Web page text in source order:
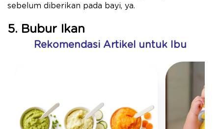
sebelum diberikan pada bayi, ya.
5. Bubur Ikan
Rekomendasi Artikel untuk Ibu